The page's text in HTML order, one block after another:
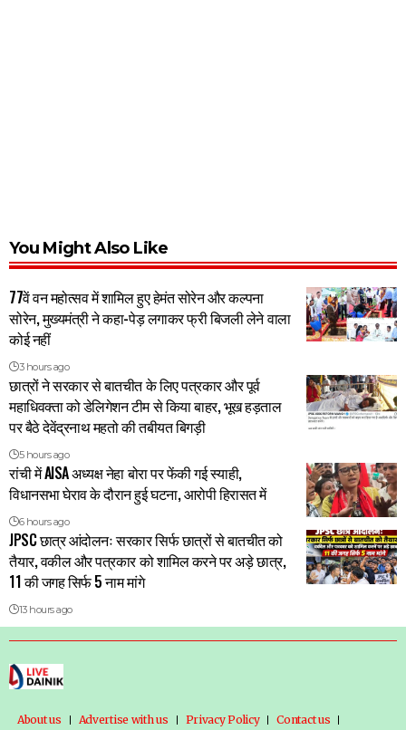
You Might Also Like
77वें वन महोत्सव में शामिल हुए हेमंत सोरेन और कल्पना
सोरेन, मुख्यमंत्री ने कहा-पेड़ लगाकर फ्री बिजली लेने वाला
कोई नहीं
3 hours ago
छात्रों ने सरकार से बातचीत के लिए पत्रकार और पूर्व
महाधिवक्ता को डेलिगेशन टीम से किया बाहर, भूख हड़ताल
पर बैठे देवेंद्रनाथ महतो की तबीयत बिगड़ी
5 hours ago
रांची में AISA अध्यक्ष नेहा बोरा पर फेंकी गई स्याही,
विधानसभा घेराव के दौरान हुई घटना, आरोपी हिरासत में
6 hours ago
JPSC छात्र आंदोलनः सरकार सिर्फ छात्रों से बातचीत को
तैयार, वकील और पत्रकार को शामिल करने पर अड़े छात्र,
11 की जगह सिर्फ 5 नाम मांगे
13 hours ago
About us Advertise with us Privacy Policy Contact us